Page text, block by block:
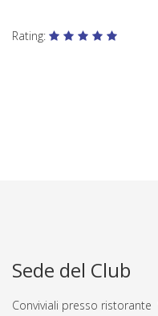
Rating:
Sede del Club
Conviviali presso ristorante